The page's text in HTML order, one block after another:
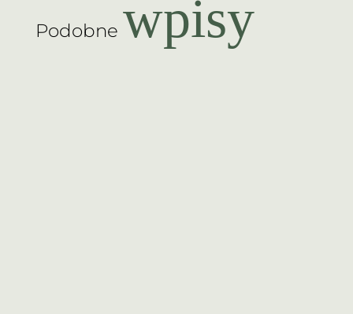
Podobne wpisy